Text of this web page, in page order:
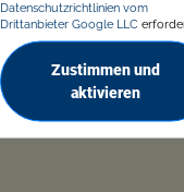
Datenschutzrichtlinien vom
Drittanbieter Google LLC
Zustimmen und
aktivieren